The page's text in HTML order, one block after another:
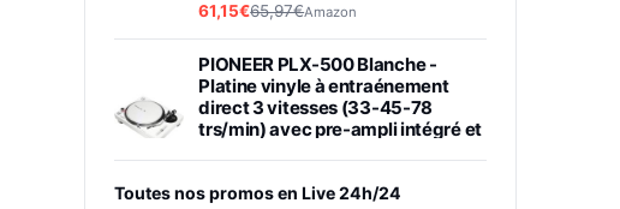
61,15€65,97€Amazon
PIONEER PLX-500 Blanche -
Platine vinyle à entraénement
direct 3 vitesses (33-45-78
trs/min) avec pre-ampli intégré et
Toutes nos promos en Live 24h/24